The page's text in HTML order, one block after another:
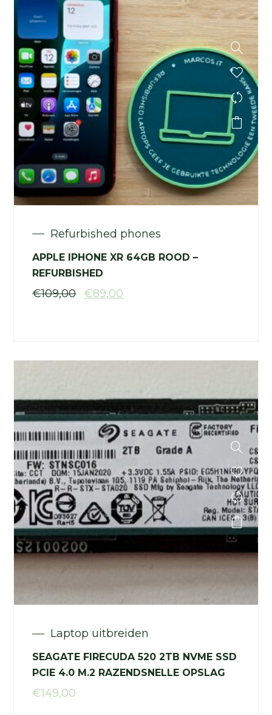
Refurbished phones
APPLE IPHONE XR 64GB ROOD –
REFURBISHED
€109,00 €89,00
Laptop uitbreiden
SEAGATE FIRECUDA 520 2TB NVME SSD
PCIE 4.0 M.2 RAZENDSNELLE OPSLAG
€149,00